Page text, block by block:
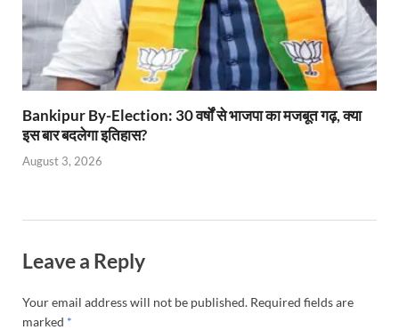
Bankipur By-Election: 30 वर्षों से भाजपा का मजबूत गढ़, क्या
इस बार बदलेगा इतिहास?
August 3, 2026
Leave a Reply
Your email address will not be published. Required fields are
marked *